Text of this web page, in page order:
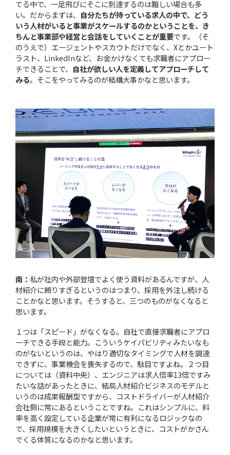
てる中で、一足飛びにそこに到達するのは難しい場合も多
い。だからまずは、 自分たちが持っている求人の中で、どう
いう人材がいると事業がスケールするのかということを、き
ちんと事業部や経営と会話をしていくことが重要です。（そ
のうえで）エージェントやスカウトだけでなく、Xとかユート
ラスト、LinkedInなど、お金かけなくても求職者にアプロー
チできることで、 自社が欲しい人を定義してアプローチして
みる。そこをやってみるのが結構大事かなと思います。
南： 私が社内や外部登壇でよく使う資料があるんですが、人
材紹介に頼りすぎるというのはつまり、採用を外注し続ける
ことかなと思います。そうすると、三つのものがなくなると
思います。
１つは「スピード」がなくなる。自社で直接求職者にアプロ
ーチできる手段と能力。こういうケイパビリティみたいなも
のがないというのは、やはり適切なタイミングで人材を調達
できずに、事業機会を喪失するので、駄目ですよね。２つ目
については（資料中央）、エンジニアは求人倍率13倍ですみ
たいな話があったときに、結局人材紹介ビジネスのモデルと
いうのは成果報酬型ですから、コストドライバーが人材紹介
会社側に常にあるということですね。これはシンプルに、料
率を高く設定している企業が常に有利になるロジックなの
で、採用規模を大きくしたいというときに、コストがかさん
でくる体質になるのかなと思います。